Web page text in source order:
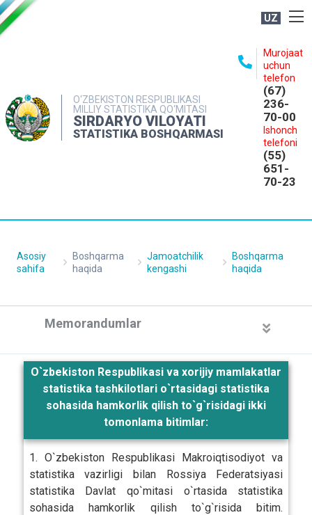
UZ
O‘ZBEKISTON RESPUBLIKASI
MILLIY STATISTIKA QO‘MITASI
SIRDARYO VILOYATI
STATISTIKA BOSHQARMASI
Murojaat
uchun
telefon
(67)
236-
70-00
Ishonch
telefoni
(55)
651-
70-23
NASHRLAR
INTERAKTIV XIZMATLAR
MATBUOT XIZMATI
Asosiy
sahifa
Boshqarma
haqida
Jamoatchilik
kengashi
Boshqarma
haqida
Memorandumlar
O`zbekiston Respublikasi va xorijiy mamlakatlar
statistika tashkilotlari o`rtasidagi statistika
sohasida hamkorlik qilish to`g`risidagi ikki
tomonlama bitimlar:
1. O`zbekiston Respublikasi Makroiqtisodiyot va
statistika vazirligi bilan Rossiya Federatsiyasi
statistika Davlat qo`mitasi o`rtasida statistika
sohasida hamkorlik qilish to`g`risida bitim.